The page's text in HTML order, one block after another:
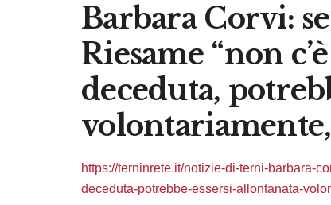
Barbara Corvi:
Riesame “non
deceduta,
https://terninrete.it/notizie-di-terni-barbara-
deceduta-potrebbe-essersi-allontanata-